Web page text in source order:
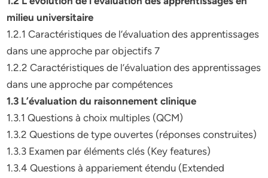
milieu universitaire
1.2.1 Caractéristiques de l’évaluation des apprentissages
dans une approche par objectifs 7
1.2.2 Caractéristiques de l’évaluation des apprentissages
dans une approche par compétences
1.3 L’évaluation du raisonnement clinique
1.3.1 Questions à choix multiples (QCM)
1.3.2 Questions de type ouvertes (réponses construites)
1.3.3 Examen par éléments clés (Key features)
1.3.4 Questions à appariement étendu (Extended